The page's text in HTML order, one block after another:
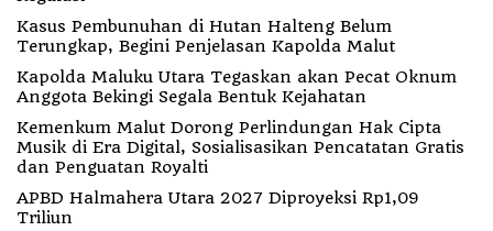
Kasus Pembunuhan di Hutan Halteng Belum
Terungkap, Begini Penjelasan Kapolda Malut
Kapolda Maluku Utara Tegaskan akan Pecat Oknum
Anggota Bekingi Segala Bentuk Kejahatan
Kemenkum Malut Dorong Perlindungan Hak Cipta
Musik di Era Digital, Sosialisasikan Pencatatan Gratis
dan Penguatan Royalti
APBD Halmahera Utara 2027 Diproyeksi Rp1,09
Triliun